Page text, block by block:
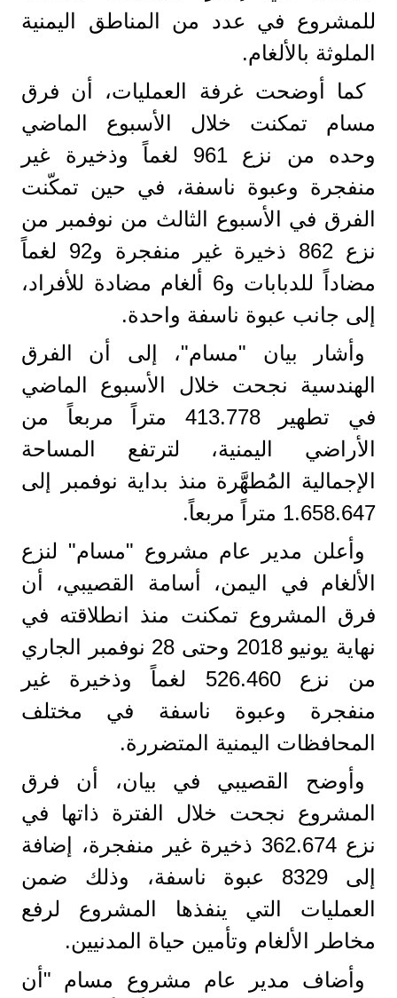
للمشروع في عدد من المناطق اليمنية
الملوثة بالألغام.
كما أوضحت غرفة العمليات، أن فرق
مسام تمكنت خلال الأسبوع الماضي
وحده من نزع 961 لغماً وذخيرة غير
منفجرة وعبوة ناسفة، في حين تمكّنت
الفرق في الأسبوع الثالث من نوفمبر من
نزع 862 ذخيرة غير منفجرة و92 لغماً
مضاداً للدبابات و6 ألغام مضادة للأفراد،
إلى جانب عبوة ناسفة واحدة.
وأشار بيان "مسام"، إلى أن الفرق
الهندسية نجحت خلال الأسبوع الماضي
في تطهير 413.778 متراً مربعاً من
الأراضي اليمنية، لترتفع المساحة
الإجمالية المُطهَّرة منذ بداية نوفمبر إلى
1.658.647 متراً مربعاً.
وأعلن مدير عام مشروع "مسام" لنزع
الألغام في اليمن، أسامة القصيبي، أن
فرق المشروع تمكنت منذ انطلاقته في
نهاية يونيو 2018 وحتى 28 نوفمبر الجاري
من نزع 526.460 لغماً وذخيرة غير
منفجرة وعبوة ناسفة في مختلف
المحافظات اليمنية المتضررة.
وأوضح القصيبي في بيان، أن فرق
المشروع نجحت خلال الفترة ذاتها في
نزع 362.674 ذخيرة غير منفجرة، إضافة
إلى 8329 عبوة ناسفة، وذلك ضمن
العمليات التي ينفذها المشروع لرفع
مخاطر الألغام وتأمين حياة المدنيين.
وأضاف مدير عام مشروع مسام "أن